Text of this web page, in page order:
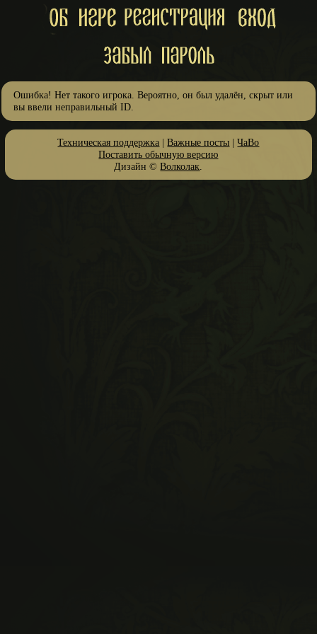
Ошибка! Нет такого игрока. Вероятно, он был удалён, скрыт или
вы ввели неправильный ID.
Техническая поддержка |Важные посты |ЧаВо
Поставить обычную версию
Дизайн ©Волколак